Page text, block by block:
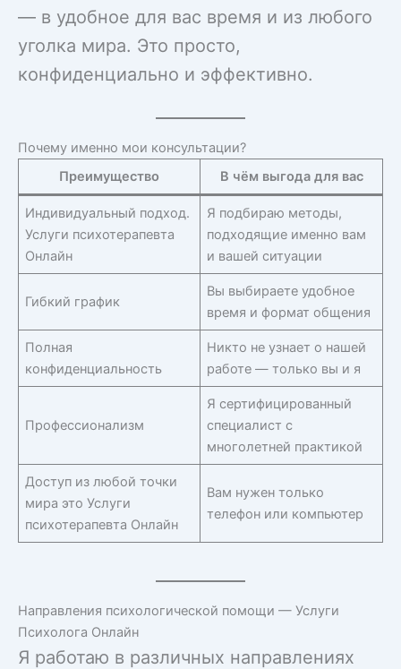
— в удобное для вас время и из любого
уголка мира. Это просто,
конфиденциально и эффективно.
Почему именно мои консультации?
Преимущество
В чём выгода для вас
Индивидуальный подход.
Услуги психотерапевта
Онлайн
Я подбираю методы,
подходящие именно вам
и вашей ситуации
Гибкий график
Вы выбираете удобное
время и формат общения
Полная
конфиденциальность
Никто не узнает о нашей
работе — только вы и я
Профессионализм
Я сертифицированный
специалист с
многолетней практикой
Доступ из любой точки
мира это Услуги
психотерапевта Онлайн
Вам нужен только
телефон или компьютер
Направления психологической помощи — Услуги
Психолога Онлайн
Я работаю в различных направлениях